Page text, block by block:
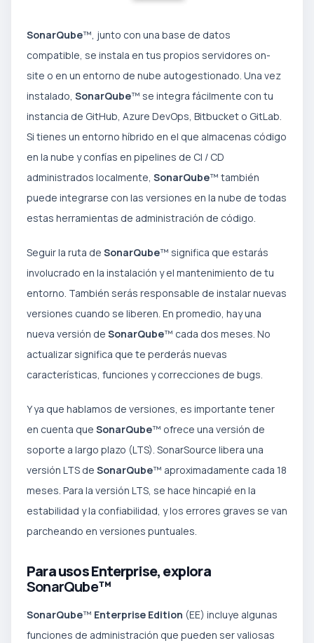
SonarQube™, junto con una base de datos
compatible, se instala en tus propios servidores on-
site o en un entorno de nube autogestionado. Una vez
instalado, SonarQube™ se integra fácilmente con tu
instancia de GitHub, Azure DevOps, Bitbucket o GitLab.
Si tienes un entorno híbrido en el que almacenas código
en la nube y confías en pipelines de CI / CD
administrados localmente, SonarQube™ también
puede integrarse con las versiones en la nube de todas
estas herramientas de administración de código.
Seguir la ruta de SonarQube™ significa que estarás
involucrado en la instalación y el mantenimiento de tu
entorno. También serás responsable de instalar nuevas
versiones cuando se liberen. En promedio, hay una
nueva versión de SonarQube™ cada dos meses. No
actualizar significa que te perderás nuevas
características, funciones y correcciones de bugs.
Y ya que hablamos de versiones, es importante tener
en cuenta que SonarQube™ ofrece una versión de
soporte a largo plazo (LTS). SonarSource libera una
versión LTS de SonarQube™ aproximadamente cada 18
meses. Para la versión LTS, se hace hincapié en la
estabilidad y la confiabilidad, y los errores graves se van
parcheando en versiones puntuales.
Para usos Enterprise, explora
SonarQube™
SonarQube™ Enterprise Edition (EE) incluye algunas
funciones de administración que pueden ser valiosas